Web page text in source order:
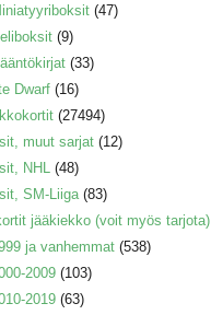
(47)
(9)
(33)
Dwarf (16)
(27494)
muut sarjat (12)
NHL
(48)
SM-Liiga (83)
jääkiekko (voit myös tarjota)
ja vanhemmat (538)
2009 (103)
2019 (63)